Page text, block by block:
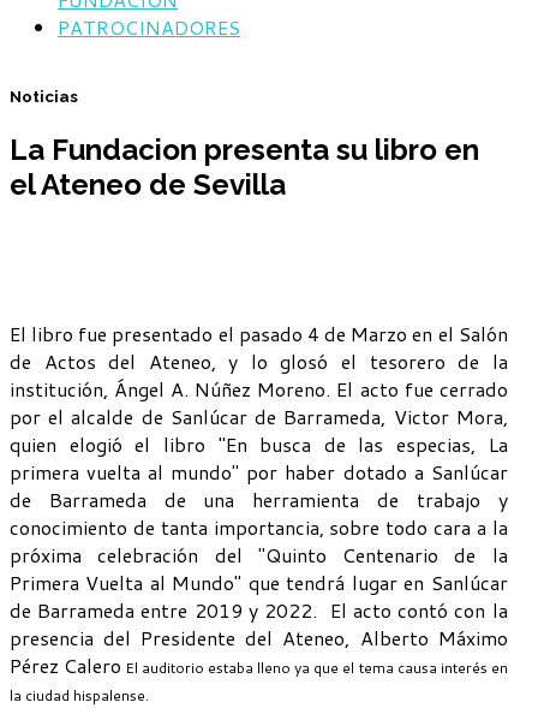
PATROCINADORES
Noticias
La Fundacion presenta su libro en
el Ateneo de Sevilla
El libro fue presentado el pasado 4 de Marzo en el Salón
de Actos del Ateneo, y lo glosó el tesorero de la
institución, Ángel A. Núñez Moreno. El acto fue cerrado
por el alcalde de Sanlúcar de Barrameda, Victor Mora,
quien elogió el libro "En busca de las especias, La
primera vuelta al mundo" por haber dotado a Sanlúcar
de Barrameda de una herramienta de trabajo y
conocimiento de tanta importancia, sobre todo cara a la
próxima celebración del "Quinto Centenario de la
Primera Vuelta al Mundo" que tendrá lugar en Sanlúcar
de Barrameda entre 2019 y 2022. El acto contó con la
presencia del Presidente del Ateneo, Alberto Máximo
Pérez Calero El auditorio estaba lleno ya que el tema causa interés en
la ciudad hispalense.